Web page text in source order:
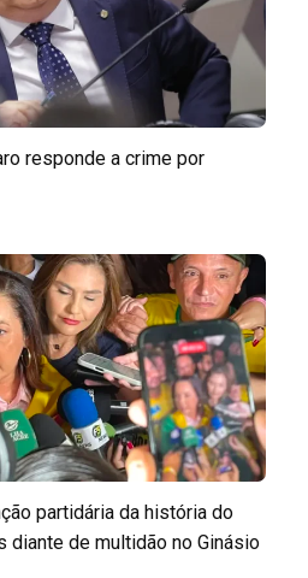
responde a crime por
partidária da história do
diante de multidão no Ginásio